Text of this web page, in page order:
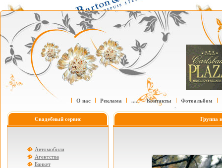
О нас Реклама .... Контакты Фотоальбом
Свадебный сервис
Автомобили
Агентства
Банкет
Группа